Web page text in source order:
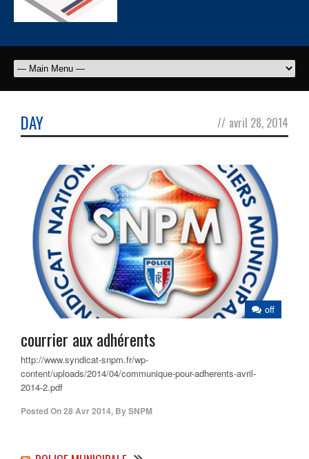
DAY // avril 28, 2014
off
courrier aux adhérents
http://www.syndicat-snpm.fr/wp-
content/uploads/2014/04/communique-pour-adherents-avril-
2014-2.pdf
Posted On28 Avr 2014, BySNPM